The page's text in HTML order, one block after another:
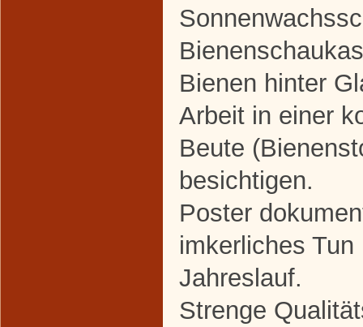
Bienen hinter
Arbeit in einer
Beute
besichtigen.
Poster
imkerliches Tun
Jahreslauf.
Strenge